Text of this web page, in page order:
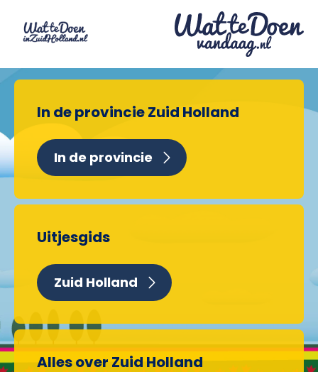
In de provincie Zuid Holland
In de provincie
Uitjesgids
Zuid Holland
Alles over Zuid Holland